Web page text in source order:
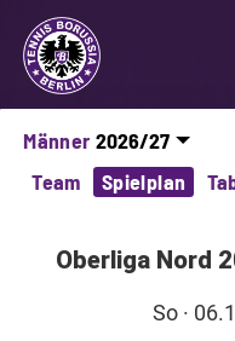
Männer
Team
Spielplan
Oberliga Nord
So ·